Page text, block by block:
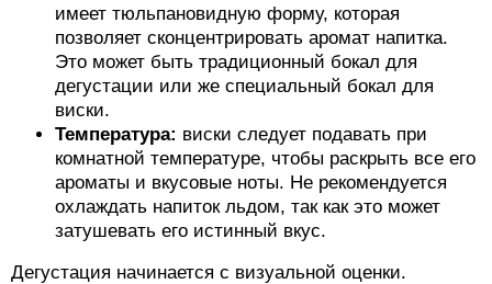
имеет тюльпановидную форму, которая
позволяет сконцентрировать аромат напитка.
Это может быть традиционный бокал для
дегустации или же специальный бокал для
виски.
Температура: виски следует подавать при
комнатной температуре, чтобы раскрыть все его
ароматы и вкусовые ноты. Не рекомендуется
охлаждать напиток льдом, так как это может
затушевать его истинный вкус.
Дегустация начинается с визуальной оценки.